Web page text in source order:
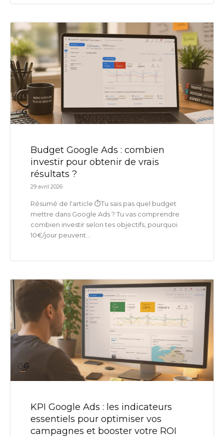
Budget Google Ads : combien
investir pour obtenir de vrais
résultats ?
29 avril 2026
Résumé de l'article ⏱️Tu sais pas quel budget
mettre dans Google Ads ? Tu vas comprendre
combien investir selon tes objectifs, pourquoi
10€/jour peuvent...
KPI Google Ads : les indicateurs
essentiels pour optimiser vos
campagnes et booster votre ROI